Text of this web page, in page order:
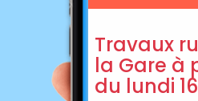
Travaux
la Gare à
du lundi